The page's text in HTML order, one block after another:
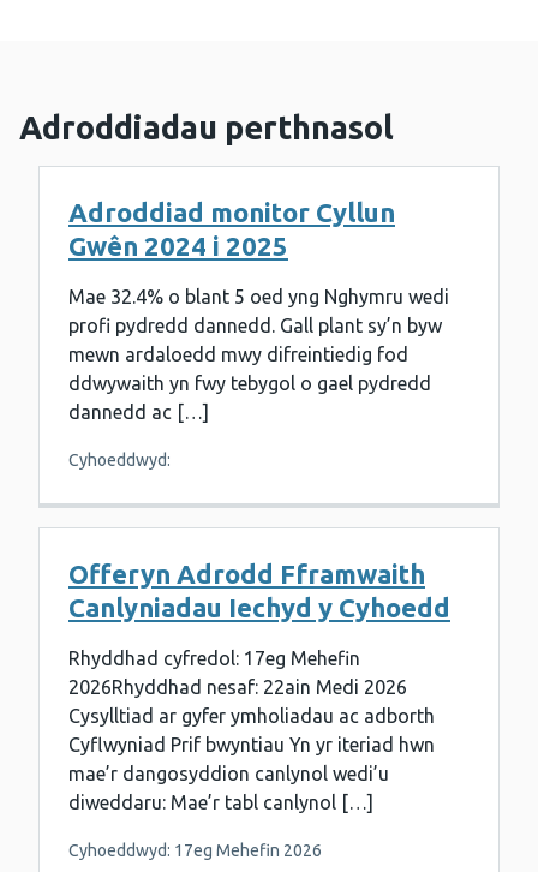
Adroddiadau perthnasol
Adroddiad monitor Cyllun
Gwên 2024 i 2025
Mae 32.4% o blant 5 oed yng Nghymru wedi
profi pydredd dannedd. Gall plant sy’n byw
mewn ardaloedd mwy difreintiedig fod
ddwywaith yn fwy tebygol o gael pydredd
dannedd ac […]
Cyhoeddwyd:
Offeryn Adrodd Fframwaith
Canlyniadau Iechyd y Cyhoedd
Rhyddhad cyfredol: 17eg Mehefin
2026Rhyddhad nesaf: 22ain Medi 2026
Cysylltiad ar gyfer ymholiadau ac adborth
Cyflwyniad Prif bwyntiau Yn yr iteriad hwn
mae’r dangosyddion canlynol wedi’u
diweddaru: Mae’r tabl canlynol […]
Cyhoeddwyd: 17eg Mehefin 2026